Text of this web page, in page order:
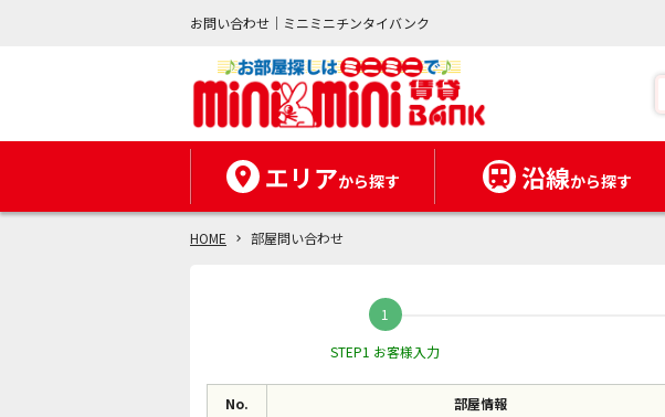
お問い合わせ｜ミニミニチンタイバンク
エリアから探す 沿線から探す
HOME 部屋問い合わせ
STEP1 お客様入力
No. 部屋情報